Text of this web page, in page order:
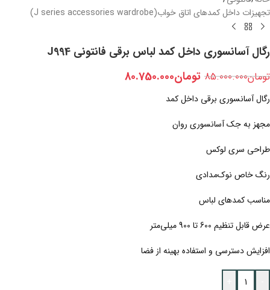
تجهیزات داخل کمدهای اتاق خواب(J series accessories wardrobe)
رگال آسانسوری داخل کمد لباس برقی فانتونی J994
تومان85.000.000 تومان80.750.000
رگال آسانسوری برقی داخل کمد
مجهز به جک آسانسوری روان
طراحی سری لوکس
رنگ خاص نوک‌مدادی
مناسب کمدهای لباس
عرض قابل تنظیم 600 تا 900 میلی‌متر
افزایش دسترسی و استفاده بهینه از فضا